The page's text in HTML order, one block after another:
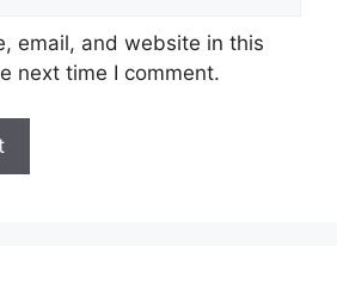
email, and website in this
next time I comment.